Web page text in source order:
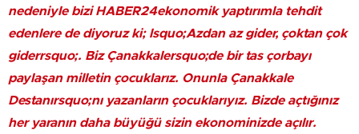
nedeniyle bizi HABER24ekonomik yaptırımla tehdit
edenlere de diyoruz ki; lsquo;Azdan az gider, çoktan çok
giderrsquo;. Biz Çanakkalersquo;de bir tas çorbayı
paylaşan milletin çocuklarız. Onunla Çanakkale
Destanırsquo;nı yazanların çocuklarıyız. Bizde açtığınız
her yaranın daha büyüğü sizin ekonominizde açılır.